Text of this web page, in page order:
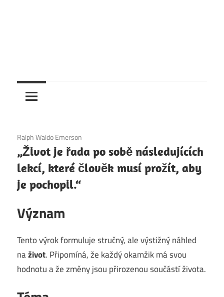
6. 12. 2020
Ralph Waldo Emerson
„Život je řada po sobě následujících
lekcí, které člověk musí prožít, aby
je pochopil.“
Význam
Tento výrok formuluje stručný, ale výstižný náhled
naživot. Připomíná, že každý okamžik má svou
hodnotu a že změny jsou přirozenou součástí života.